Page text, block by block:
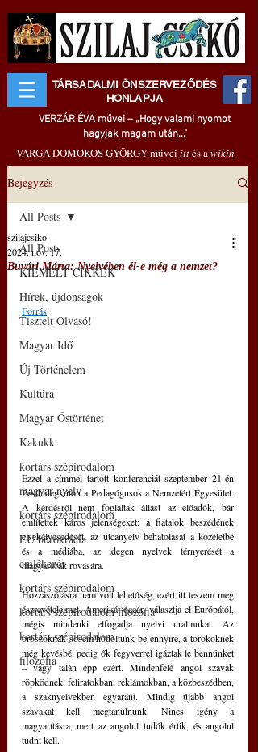
TÁRSADALMI ÖNSZERVEZŐDÉS
HONLAPJA
VERZÁR ÉVA művei – „Hogy valami nyomot
hagyjak magam után..."
VARGA DOMOKOS GYÖRGY művei ittés awikin
Bejegyzés
All Posts
KIEMELT CIKKEK
Hírek, újdonságok
Tisztelt Olvasó!
Magyar Idő
Új Történelem
Kultúra
Magyar Őstörténet
Kakukk
kortárs szépirodalom
magyar nyelv
kortárs szépirodalom
EU bürokrácia
emlékezés
kortárs szépirodalom
kortárs szépirodalom filozófia
kortárs szépirodalom
filozófia
All Posts
Buvári Márta: Nyelvében él-e még a nemzet?
szilajcsiko
2024. nov. 17.
Forrás:
Ezzel a címmel tartott konferenciát szeptember 21-én
Pesthidegkúton a Pedagógusok a Nemzetért Egyesület.
A kérdésről nem foglaltak állást az előadók, bár
említettek káros jelenségeket: a fiatalok beszédének
elsekélyesedését, az utcanyelv behatolását a közéletbe
és a médiába, az idegen nyelvek térnyerését a
magyarórák rovására.
Hozzászólásra nem volt lehetőség, ezért itt teszem meg
észrevételeimet. Amerikát óceán választja el Európától,
mégis mindenki elfogadja nyelvi uralmukat. Az
oroszoknak sosem hódoltunk be ennyire, a törököknek
még kevésbé, pedig ők fegyverrel igáztak le bennünket
– vagy talán épp ezért. Mindenfelé angol szavak
röpködnek: feliratokban, reklámokban, a közbeszédben,
a szaknyelvekben egyaránt. Mindig újabb angol
szavakat kell megtanulnunk. Nincs igény a
magyarításra, mert az angolul tudók értik, és angolul
tudni kell.